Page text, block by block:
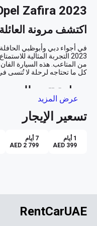
Zafira 2023
اكتشف مرونة العائلة
مساحة تتسع للجميع
تكنولوجيا متقدمة
عرض المزيد
تسعير الإيجار
1 أيام
AED 399
7 أيام
AED 2 799
RentCarUAE